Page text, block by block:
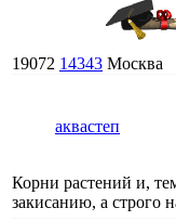
19072 14343 Москва
аквастеп
Корни растений и,
закисанию, а строго